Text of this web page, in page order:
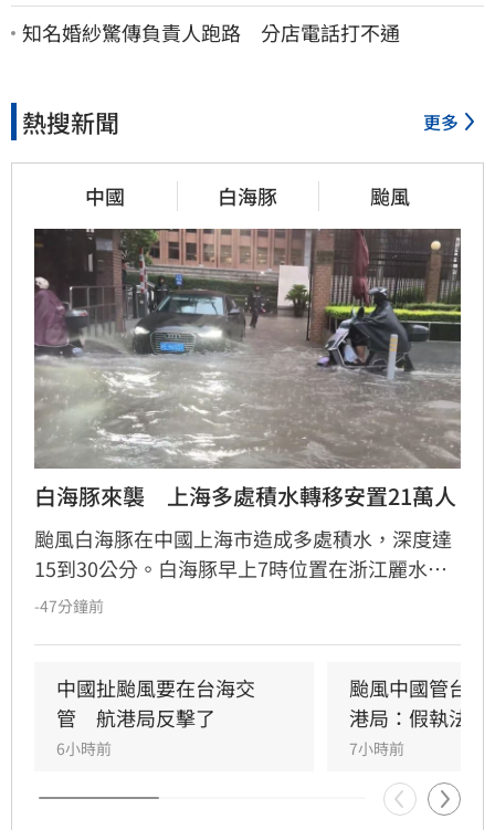
知名婚紗驚傳負責人跑路 分店電話打不通
熱搜新聞 更多
中國 白海豚 颱風
白海豚來襲　上海多處積水轉移安置21萬人
颱風白海豚在中國上海市造成多處積水，深度達
15到30公分。白海豚早上7時位置在浙江麗水，
預計往西北方向移動並逐漸減弱。
-47分鐘前
中國扯颱風要在台海交
管　航港局反擊了
6小時前
颱風中國管台
港局：假執法
7小時前